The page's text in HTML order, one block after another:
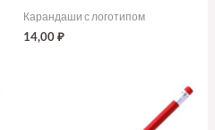
Карандаши с логотипом
14,00₽